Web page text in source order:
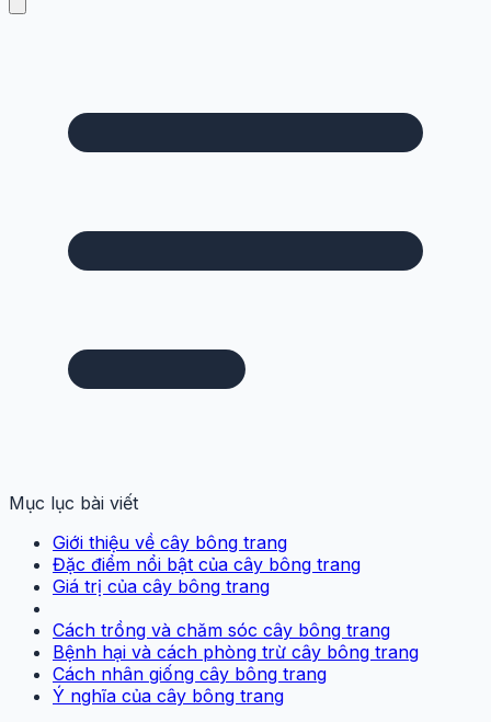
Mục lục bài viết
Giới thiệu về cây bông trang
Đặc điểm nổi bật của cây bông trang
Giá trị của cây bông trang
Cách trồng và chăm sóc cây bông trang
Bệnh hại và cách phòng trừ cây bông trang
Cách nhân giống cây bông trang
Ý nghĩa của cây bông trang